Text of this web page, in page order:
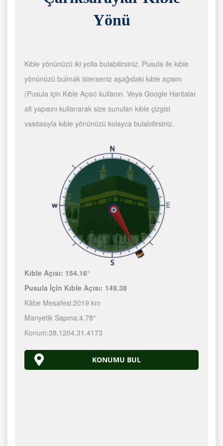
Yönü
Kıble yönünüzü iki yolla bulabilirsiniz. Pusula ile kıble
yönünüzü bulmak isterseniz aşağıdaki kıble açısını
(Pusula için Kıble Açısı) kullanın. Veya Google Haritalar
alt yapısını kullanarak size sunulan kıble çizgisi
vasıtasıyla kıble yönünüzü kolayca bulabilirsiniz.
Kıble Açısı: 154.16°
Pusula İçin Kıble Açısı: 149.38
Kâbe Mesafesi:2019 km
Manyetik Sapma:4.78°
Konum:38.1204,31.4173
KONUMU BUL